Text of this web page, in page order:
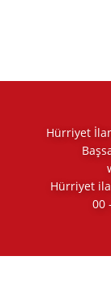
Hürriyet
Hürriyet
00